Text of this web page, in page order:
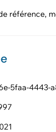
référence,
5faa-4443-